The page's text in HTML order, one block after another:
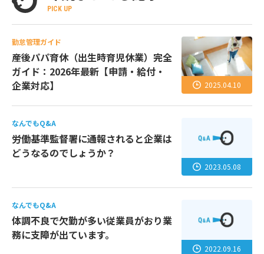
PICK UP
勤怠管理ガイド
産後パパ育休（出生時育児休業）完全
ガイド：2026年最新【申請・給付・
企業対応】
2025.04.10
なんでもQ&A
労働基準監督署に通報されると企業は
どうなるのでしょうか？
2023.05.08
なんでもQ&A
体調不良で欠勤が多い従業員がおり業
務に支障が出ています。
2022.09.16